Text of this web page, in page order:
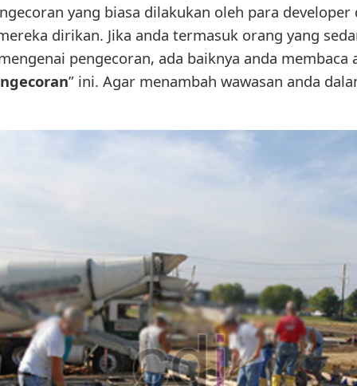
yang biasa dilakukan oleh para
dirikan. Jika anda termasuk orang yang
pengecoran, ada baiknya anda membaca
” ini. Agar menambah wawasan anda